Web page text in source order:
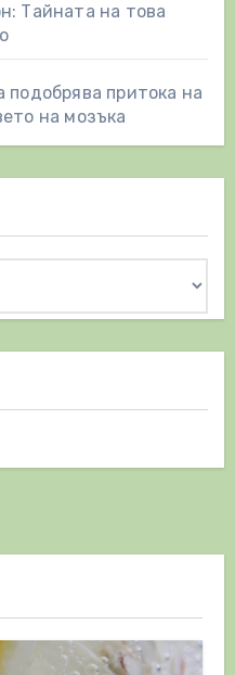
Тайната на това
подобрява притока на
на мозъка